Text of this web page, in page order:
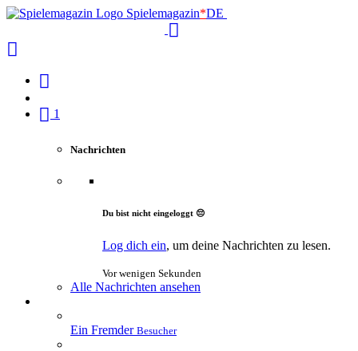
Spielemagazin*DE
1
Nachrichten
Du bist nicht eingeloggt 😔
Log dich ein, um deine Nachrichten zu lesen.
Vor wenigen Sekunden
Alle Nachrichten ansehen
Ein Fremder Besucher